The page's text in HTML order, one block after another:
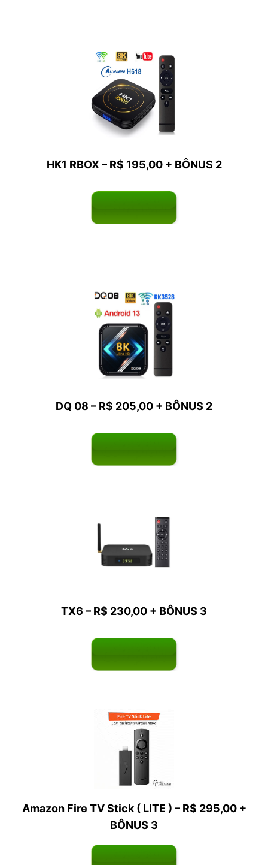
HK1 RBOX – R$ 195,00 + BÔNUS 2
DQ 08 – R$ 205,00 + BÔNUS 2
TX6 – R$ 230,00 + BÔNUS 3
Amazon Fire TV Stick ( LITE ) – R$ 295,00 +
BÔNUS 3